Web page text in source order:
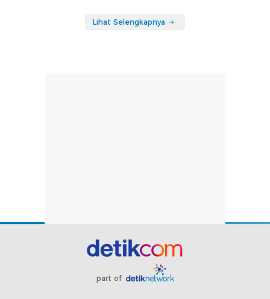
Lihat Selengkapnya
part of